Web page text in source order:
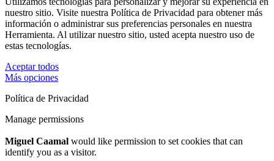
nuestro sitio. Visite nuestra Política de Privacidad para obtener más
información o administrar sus preferencias personales en nuestra
Herramienta. Al utilizar nuestro sitio, usted acepta nuestro uso de
estas tecnologías.
Aceptar todos
Más opciones
Política de Privacidad
Manage permissions
Miguel Caamal would like permission to set cookies that can
identify you as a visitor.